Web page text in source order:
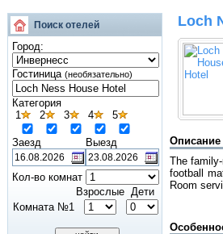
Поиск отелей
Город:
Гостиница (необязательно)
Категория
1
2 3 4 5
Заезд Выезд
Кол-во комнат
Взрослые Дети
Комната №1
Loch
Описание
The
football
Room